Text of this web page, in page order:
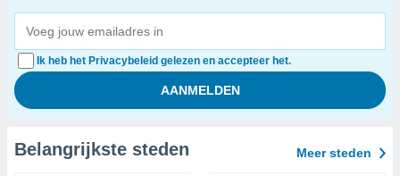
Ik heb het Privacybeleid gelezen en accepteer het.
Belangrijkste steden Meer steden